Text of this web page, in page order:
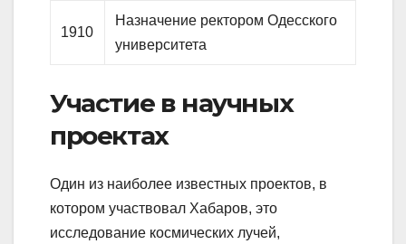
1910
Назначение ректором Одесского
университета
Участие в научных
проектах
Один из наиболее известных проектов, в
котором участвовал Хабаров, это
исследование космических лучей,